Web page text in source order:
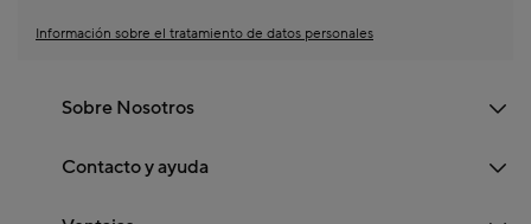
Información sobre el tratamiento de datos personales
Sobre Nosotros
Contacto y ayuda